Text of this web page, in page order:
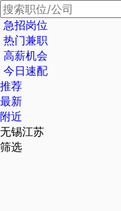
急招岗位
热门兼职
高薪机会
今日速配
推荐
最新
附近
无锡江苏
筛选